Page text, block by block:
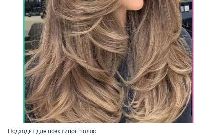
Подходит для всех типов волос